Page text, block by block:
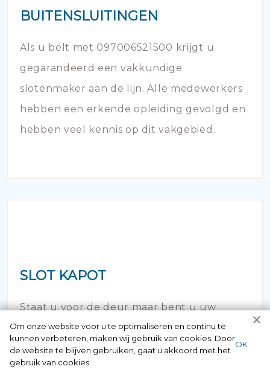
BUITENSLUITINGEN
Als u belt met 097006521500 krijgt u
gegarandeerd een vakkundige
slotenmaker aan de lijn. Alle medewerkers
hebben een erkende opleiding gevolgd en
hebben veel kennis op dit vakgebied.
SLOT KAPOT
Staat u voor de deur maar bent u uw
sleutel vergeten of verloren? Geen paniek
maar bel ons! Binnen no time opent onze
slotenspecialist de deur en kunt u weer uw
Om onze website voor u te optimaliseren en continu te
kunnen verbeteren, maken wij gebruik van cookies. Door
de website te blijven gebruiken, gaat u akkoord met het
gebruik van cookies.
ОК